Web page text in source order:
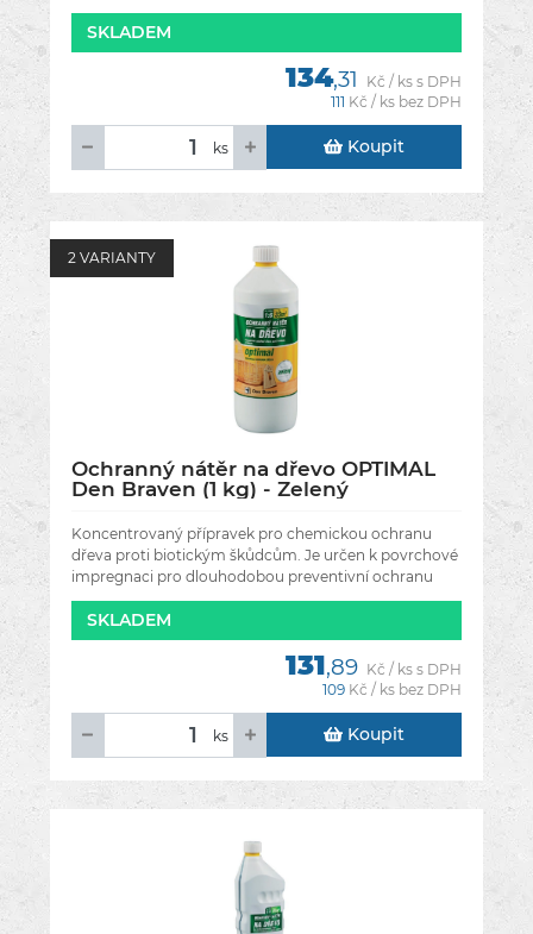
povrchovou korozi kovů.
SKLADEM
134,31
Kč / ks s DPH
111 Kč / ks bez DPH
ks Koupit
2 VARIANTY
Ochranný nátěr na dřevo OPTIMAL
Den Braven (1 kg) - Zelený
Koncentrovaný přípravek pro chemickou ochranu
dřeva proti biotickým škůdcům. Je určen k povrchové
impregnaci pro dlouhodobou preventivní ochranu
dřeva a lignocelulozových materiálů
SKLADEM
131,89 Kč / ks s DPH
109 Kč / ks bez DPH
ks Koupit